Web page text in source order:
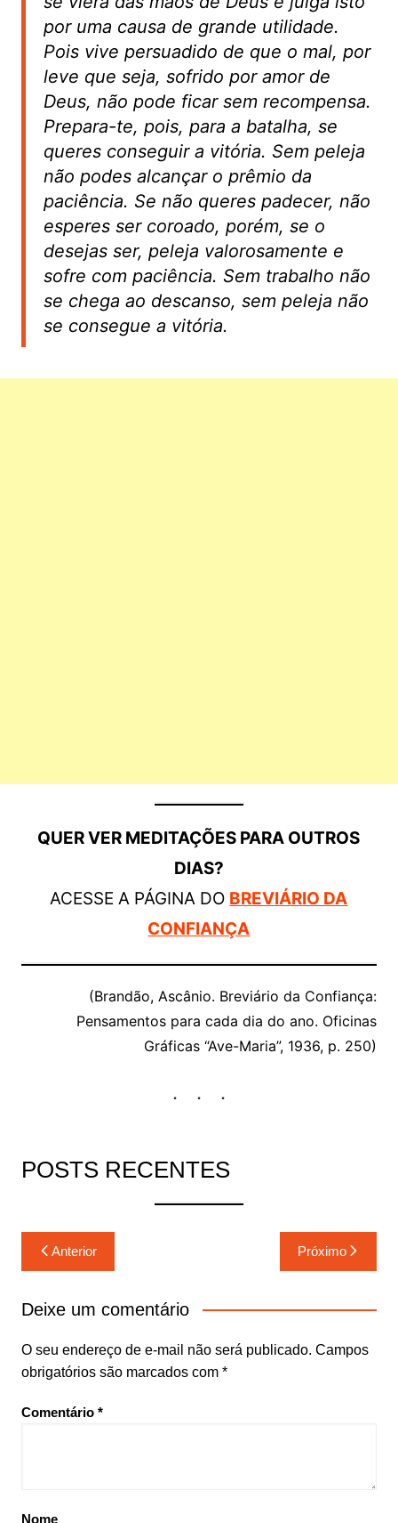
por uma causa de grande utilidade.
Pois vive persuadido de que o mal, por
leve que seja, sofrido por amor de
Deus, não pode ficar sem recompensa.
Prepara-te, pois, para a batalha, se
queres conseguir a vitória. Sem peleja
não podes alcançar o prêmio da
paciência. Se não queres padecer, não
esperes ser coroado, porém, se o
desejas ser, peleja valorosamente e
sofre com paciência. Sem trabalho não
se chega ao descanso, sem peleja não
se consegue a vitória.
QUER VER MEDITAÇÕES PARA OUTROS
DIAS?
ACESSE A PÁGINA DO BREVIÁRIO DA
CONFIANÇA
(Brandão, Ascânio. Breviário da Confiança:
Pensamentos para cada dia do ano. Oficinas
Gráficas “Ave-Maria”, 1936, p. 250)
POSTS RECENTES
Navegação
de
Post
Anterior Próximo
Deixe um comentário
O seu endereço de e-mail não será publicado. Campos
obrigatórios são marcados com *
Comentário *
Nome